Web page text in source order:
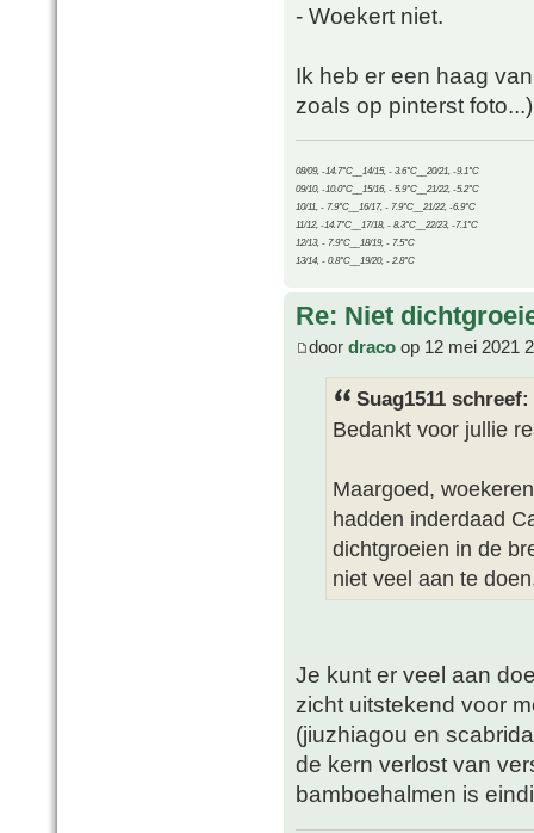
- Woekert niet.
Ik heb er een haag
zoals op pinterst
08/09, -14.7°C__14/15, - 3.6°C__20/21, -9.1°C
09/10, -10.0°C__15/16, - 5.9°C__21/22, -5.2°C
10/11, - 7.9°C__16/17, - 7.9°C__21/22, -6.9°C
11/12, -14.7°C__17/18, - 8.3°C__22/23, -7.1°C
12/13, - 7.9°C__18/19, - 7.5°C
13/14, - 0.8°C__19/20, - 2.8°C
Re: Niet
door draco op 12 mei 2021
Suag1511 schreef:
Bedankt voor jullie
Maargoed,
hadden inderdaad
dichtgroeien in de
niet veel aan te
Je kunt er veel aan
zicht uitstekend voor
(jiuzhiagou en
de kern verlost van
bamboehalmen is